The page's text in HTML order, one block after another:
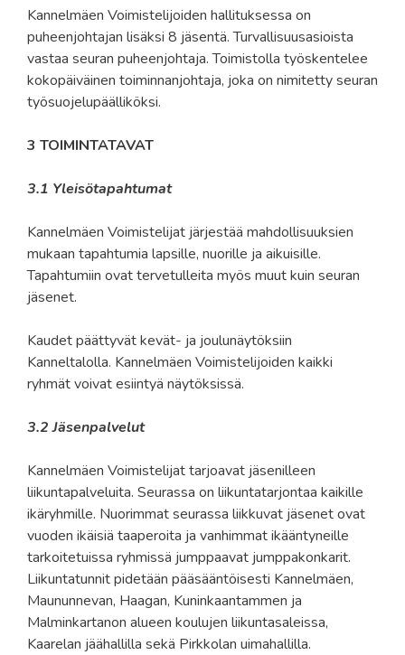
Kannelmäen Voimistelijoiden hallituksessa on
puheenjohtajan lisäksi 8 jäsentä. Turvallisuusasioista
vastaa seuran puheenjohtaja. Toimistolla työskentelee
kokopäiväinen toiminnanjohtaja, joka on nimitetty seuran
työsuojelupäälliköksi.
3 TOIMINTATAVAT
3.1 Yleisötapahtumat
Kannelmäen Voimistelijat järjestää mahdollisuuksien
mukaan tapahtumia lapsille, nuorille ja aikuisille.
Tapahtumiin ovat tervetulleita myös muut kuin seuran
jäsenet.
Kaudet päättyvät kevät- ja joulunäytöksiin
Kanneltalolla. Kannelmäen Voimistelijoiden kaikki
ryhmät voivat esiintyä näytöksissä.
3.2 Jäsenpalvelut
Kannelmäen Voimistelijat tarjoavat jäsenilleen
liikuntapalveluita. Seurassa on liikuntatarjontaa kaikille
ikäryhmille. Nuorimmat seurassa liikkuvat jäsenet ovat
vuoden ikäisiä taaperoita ja vanhimmat ikääntyneille
tarkoitetuissa ryhmissä jumppaavat jumppakonkarit.
Liikuntatunnit pidetään pääsääntöisesti Kannelmäen,
Maununnevan, Haagan, Kuninkaantammen ja
Malminkartanon alueen koulujen liikuntasaleissa,
Kaarelan jäähallilla sekä Pirkkolan uimahallilla.